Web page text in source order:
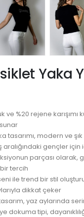
Yaka
ve %20 rejene karışımı
tasarımı, modern ve
aralığındaki gençler
parçası olarak,
tercih
ile trend bir stil
dikkat çeker
yaz aylarında
dokuma tipi,